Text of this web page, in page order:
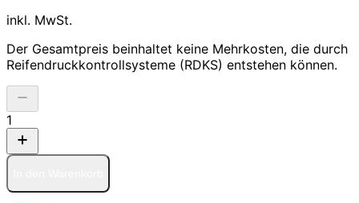
inkl. MwSt.
Der Gesamtpreis beinhaltet keine Mehrkosten, die durch
Reifendruckkontrollsysteme (RDKS) entstehen können.
1